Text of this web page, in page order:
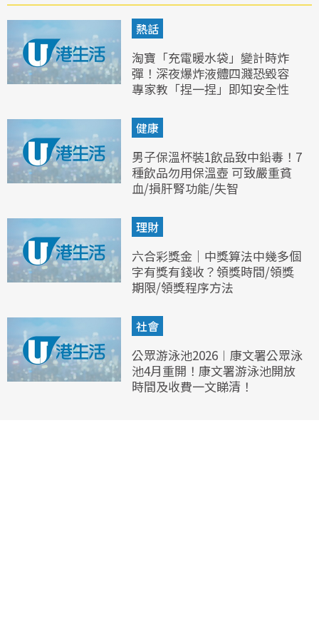
熱話
淘寶「充電暖水袋」變計時炸
彈！深夜爆炸液體四濺恐毀容
專家教「捏一捏」即知安全性
健康
男子保溫杯裝1飲品致中鉛毒！7
種飲品勿用保溫壺 可致嚴重貧
血/損肝腎功能/失智
理財
六合彩獎金｜中獎算法中幾多個
字有獎有錢收？領獎時間/領獎
期限/領獎程序方法
社會
公眾游泳池2026︱康文署公眾泳
池4月重開！康文署游泳池開放
時間及收費一文睇清！